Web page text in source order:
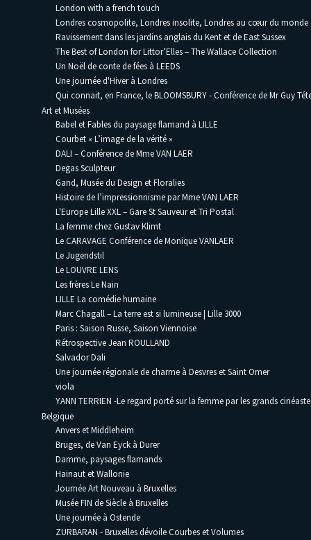
London with a french touch
Londres cosmopolite, Londres insolite, Londres au cœur du monde
Ravissement dans les jardins anglais du Kent et de East Sussex
The Best of London for Littor’Elles – The Wallace Collection
Un Noël de conte de fées à LEEDS
Une journée d'Hiver à Londres
Qui connait, en France, le BLOOMSBURY - Conférence de Mr Guy
Art et Musées
Babel et Fables du paysage flamand à LILLE
Courbet « L’image de la vérité »
DALI – Conférence de Mme VAN LAER
Degas Sculpteur
Gand, Musée du Design et Floralies
Histoire de l’impressionnisme par Mme VAN LAER
L'Europe Lille XXL – Gare St Sauveur et Tri Postal
La femme chez Gustav Klimt
Le CARAVAGE Conférence de Monique VANLAER
Le Jugendstil
Le LOUVRE LENS
Les frères Le Nain
LILLE La comédie humaine
Marc Chagall – La terre est si lumineuse | Lille 3000
Paris : Saison Russe, Saison Viennoise
Rétrospective Jean ROULLAND
Salvador Dali
Une journée régionale de charme à Desvres et Saint Omer
viola
YANN TERRIEN -Le regard porté sur la femme par les grands
Belgique
Anvers et Middleheim
Bruges, de Van Eyck à Durer
Damme, paysages flamands
Hainaut et Wallonie
Journée Art Nouveau à Bruxelles
Musée FIN de Siècle à Bruxelles
Une journée à Ostende
ZURBARAN - Bruxelles dévoile Courbes et Volumes